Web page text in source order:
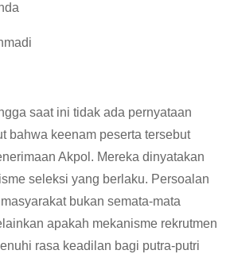
saat ini tidak ada pernyataan
bahwa keenam peserta tersebut
Akpol. Mereka dinyatakan
seleksi yang berlaku. Persoalan
bukan semata-mata
apakah mekanisme rekrutmen
rasa keadilan bagi putra-putri